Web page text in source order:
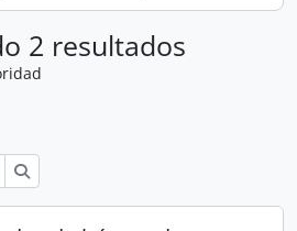
2 resultados